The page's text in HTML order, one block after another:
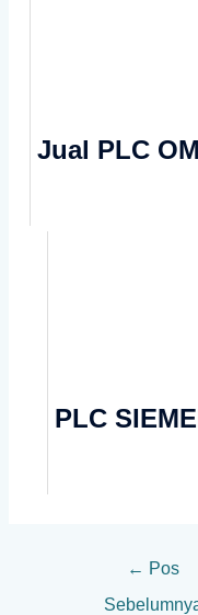
Jual PLC
PLC
← Pos